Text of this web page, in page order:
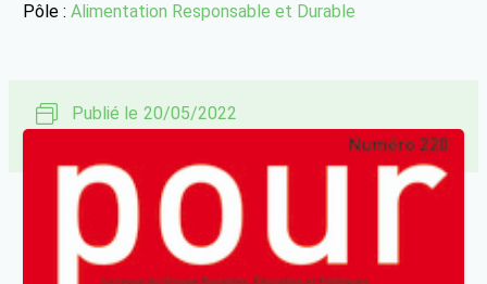
Pôle :Alimentation Responsable et Durable
Publié le 20/05/2022